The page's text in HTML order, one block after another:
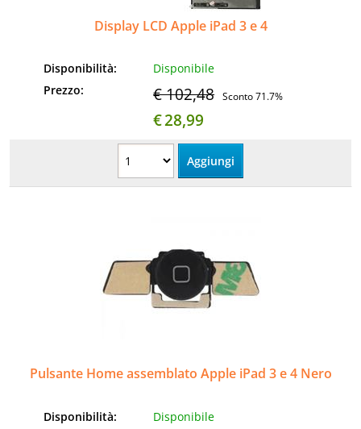
Display LCD Apple iPad 3 e 4
Disponibilità:
Disponibile
Prezzo:
€ 102,48 Sconto 71.7%
€28,99
Pulsante Home assemblato Apple iPad 3 e 4 Nero
Disponibilità:
Disponibile